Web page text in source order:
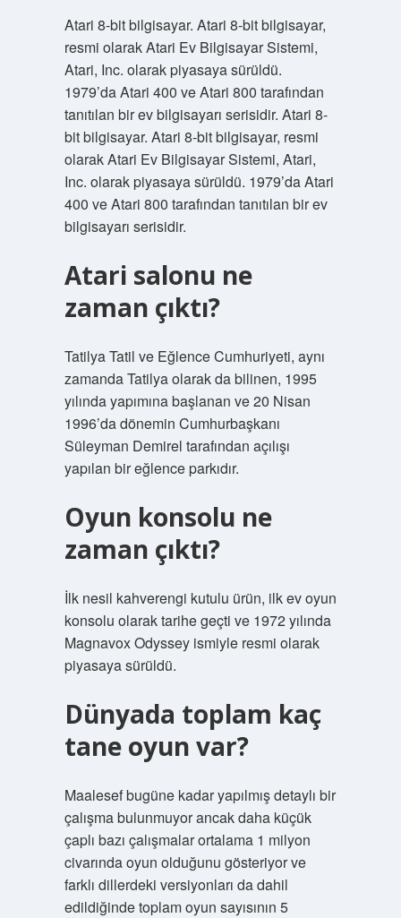
Atari 8-bit bilgisayar. Atari 8-bit bilgisayar,
resmi olarak Atari Ev Bilgisayar Sistemi,
Atari, Inc. olarak piyasaya sürüldü.
1979’da Atari 400 ve Atari 800 tarafından
tanıtılan bir ev bilgisayarı serisidir. Atari 8-
bit bilgisayar. Atari 8-bit bilgisayar, resmi
olarak Atari Ev Bilgisayar Sistemi, Atari,
Inc. olarak piyasaya sürüldü. 1979’da Atari
400 ve Atari 800 tarafından tanıtılan bir ev
bilgisayarı serisidir.
Atari salonu ne
zaman çıktı?
Tatilya Tatil ve Eğlence Cumhuriyeti, aynı
zamanda Tatilya olarak da bilinen, 1995
yılında yapımına başlanan ve 20 Nisan
1996’da dönemin Cumhurbaşkanı
Süleyman Demirel tarafından açılışı
yapılan bir eğlence parkıdır.
Oyun konsolu ne
zaman çıktı?
İlk nesil kahverengi kutulu ürün, ilk ev oyun
konsolu olarak tarihe geçti ve 1972 yılında
Magnavox Odyssey ismiyle resmi olarak
piyasaya sürüldü.
Dünyada toplam kaç
tane oyun var?
Maalesef bugüne kadar yapılmış detaylı bir
çalışma bulunmuyor ancak daha küçük
çaplı bazı çalışmalar ortalama 1 milyon
civarında oyun olduğunu gösteriyor ve
farklı dillerdeki versiyonları da dahil
edildiğinde toplam oyun sayısının 5